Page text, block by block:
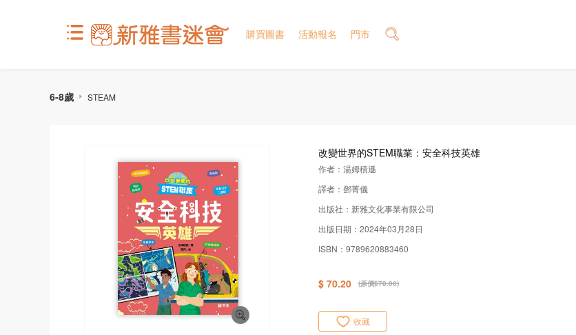
6-8歲 STEAM
改變世界的STEM職業：安全科技英雄
作者：湯姆積遜
譯者：鄧菁儀
出版社：新雅文化事業有限公司
出版日期：2024年03月28日
ISBN：9789620883460
$ 70.20 (原價$78.00)
收藏
購買圖書 活動報名 門市